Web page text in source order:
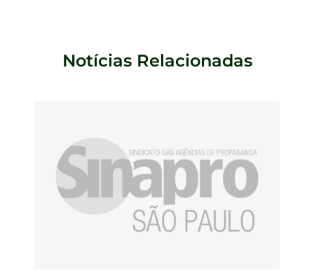
Notícias Relacionadas